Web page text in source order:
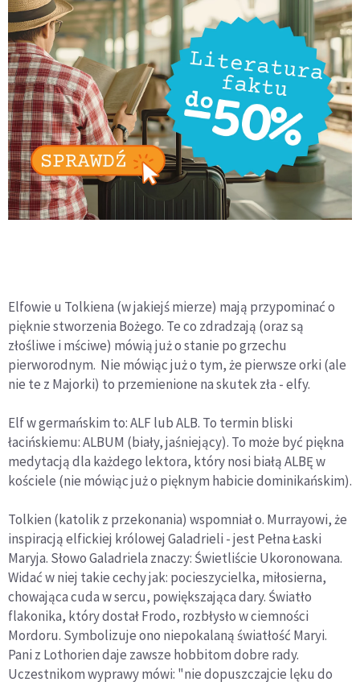
Elfowie u Tolkiena (w jakiejś mierze) mają przypominać o
pięknie stworzenia Bożego. Te co zdradzają (oraz są
złośliwe i mściwe) mówią już o stanie po grzechu
pierworodnym. Nie mówiąc już o tym, że pierwsze orki (ale
nie te z Majorki) to przemienione na skutek zła - elfy.
Elf w germańskim to: ALF lub ALB. To termin bliski
łacińskiemu: ALBUM (biały, jaśniejący). To może być piękna
medytacją dla każdego lektora, który nosi białą ALBĘ w
kościele (nie mówiąc już o pięknym habicie dominikańskim).
Tolkien (katolik z przekonania) wspomniał o. Murrayowi, że
inspiracją elfickiej królowej Galadrieli - jest Pełna Łaski
Maryja. Słowo Galadriela znaczy: Świetliście Ukoronowana.
Widać w niej takie cechy jak: pocieszycielka, miłosierna,
chowająca cuda w sercu, powiększająca dary. Światło
flakonika, który dostał Frodo, rozbłysło w ciemności
Mordoru. Symbolizuje ono niepokalaną światłość Maryi.
Pani z Lothorien daje zawsze hobbitom dobre rady.
Uczestnikom wyprawy mówi: "nie dopuszczajcie lęku do